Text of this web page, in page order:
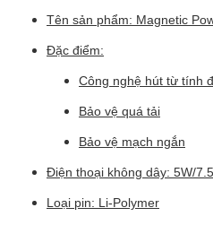
Tên sản phẩm: Magnetic
Đặc điểm:
Công nghệ hút từ tính
Bảo vệ quá tải
Bảo vệ mạch ngắn
Điện thoại không dây: 5W/
Loại pin: Li-Polymer